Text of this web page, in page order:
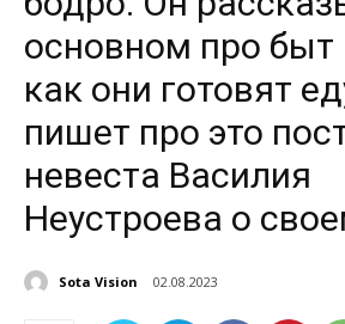
основном про
как они готовят
пишет про это
невеста Василия
Неустроева о
Sota Vision 02.08.2023